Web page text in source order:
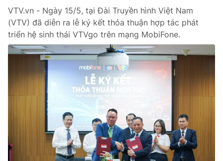
VTV.vn - Ngày 15/5, tại Đài Truyền hình Việt Nam
(VTV) đã diễn ra lễ ký kết thỏa thuận hợp tác phát
triển hệ sinh thái VTVgo trên mạng MobiFone.